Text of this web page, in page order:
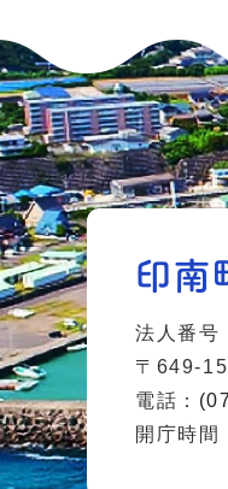
法人番
〒649-
電話：
開庁時間